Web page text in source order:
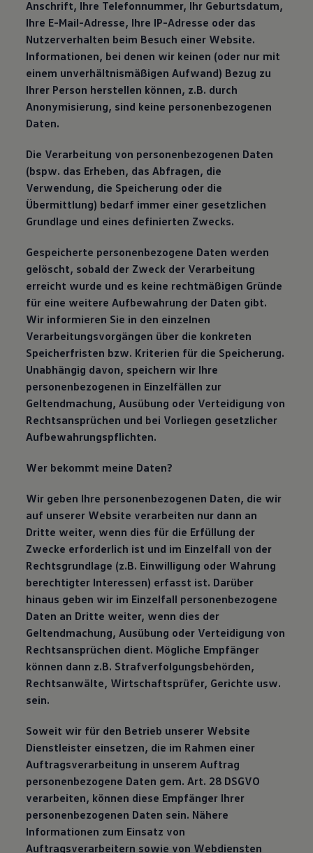
Anschrift, Ihre Telefonnummer, Ihr Geburtsdatum,
Ihre E-Mail-Adresse, Ihre IP-Adresse oder das
Nutzerverhalten beim Besuch einer Website.
Informationen, bei denen wir keinen (oder nur mit
einem unverhältnismäßigen Aufwand) Bezug zu
Ihrer Person herstellen können, z.B. durch
Anonymisierung, sind keine personenbezogenen
Daten.
Die Verarbeitung von personenbezogenen Daten
(bspw. das Erheben, das Abfragen, die
Verwendung, die Speicherung oder die
Übermittlung) bedarf immer einer gesetzlichen
Grundlage und eines definierten Zwecks.
Gespeicherte personenbezogene Daten werden
gelöscht, sobald der Zweck der Verarbeitung
erreicht wurde und es keine rechtmäßigen Gründe
für eine weitere Aufbewahrung der Daten gibt.
Wir informieren Sie in den einzelnen
Verarbeitungsvorgängen über die konkreten
Speicherfristen bzw. Kriterien für die Speicherung.
Unabhängig davon, speichern wir Ihre
personenbezogenen in Einzelfällen zur
Geltendmachung, Ausübung oder Verteidigung von
Rechtsansprüchen und bei Vorliegen gesetzlicher
Aufbewahrungspflichten.
Wer bekommt meine Daten?
Wir geben Ihre personenbezogenen Daten, die wir
auf unserer Website verarbeiten nur dann an
Dritte weiter, wenn dies für die Erfüllung der
Zwecke erforderlich ist und im Einzelfall von der
Rechtsgrundlage (z.B. Einwilligung oder Wahrung
berechtigter Interessen) erfasst ist. Darüber
hinaus geben wir im Einzelfall personenbezogene
Daten an Dritte weiter, wenn dies der
Geltendmachung, Ausübung oder Verteidigung von
Rechtsansprüchen dient. Mögliche Empfänger
können dann z.B. Strafverfolgungsbehörden,
Rechtsanwälte, Wirtschaftsprüfer, Gerichte usw.
sein.
Soweit wir für den Betrieb unserer Website
Dienstleister einsetzen, die im Rahmen einer
Auftragsverarbeitung in unserem Auftrag
personenbezogene Daten gem. Art. 28 DSGVO
verarbeiten, können diese Empfänger Ihrer
personenbezogenen Daten sein. Nähere
Informationen zum Einsatz von
Auftragsverarbeitern sowie von Webdiensten